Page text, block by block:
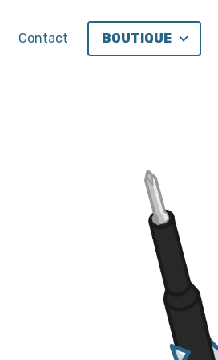
Contact BOUTIQUE